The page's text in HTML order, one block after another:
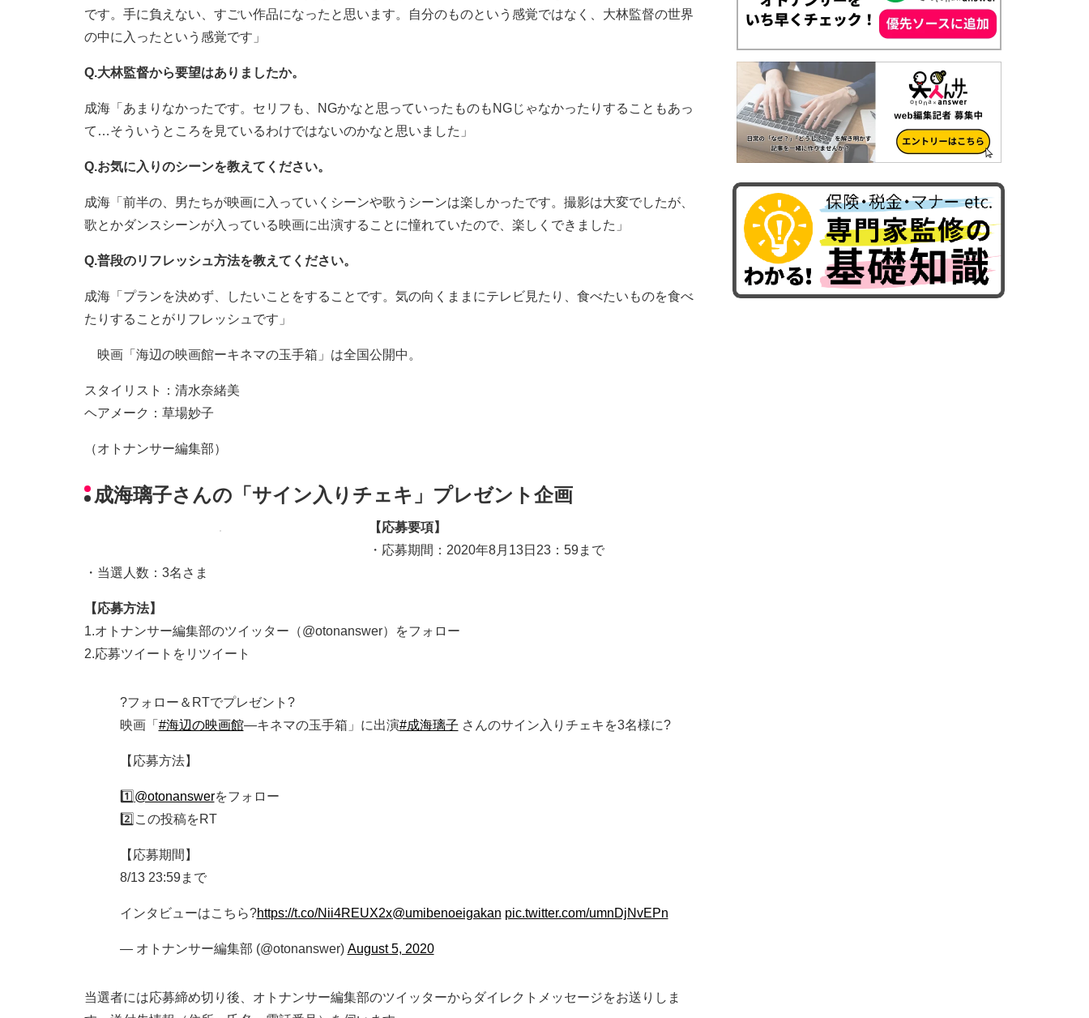
です。手に負えない、すごい作品になったと思います。自分のものという感覚ではなく、大林監督の世界
の中に入ったという感覚です」
Q.大林監督から要望はありましたか。
成海「あまりなかったです。セリフも、NGかなと思っていったものもNGじゃなかったりすることもあっ
て…そういうところを見ているわけではないのかなと思いました」
Q.お気に入りのシーンを教えてください。
成海「前半の、男たちが映画に入っていくシーンや歌うシーンは楽しかったです。撮影は大変でしたが、
歌とかダンスシーンが入っている映画に出演することに憧れていたので、楽しくできました」
Q.普段のリフレッシュ方法を教えてください。
成海「プランを決めず、したいことをすることです。気の向くままにテレビ見たり、食べたいものを食べ
たりすることがリフレッシュです」
映画「海辺の映画館ーキネマの玉手箱」は全国公開中。
スタイリスト：清水奈緒美
ヘアメーク：草場妙子
（オトナンサー編集部）
成海璃子さんの「サイン入りチェキ」プレゼント企画
【応募要項】
・応募期間：2020年8月13日23：59まで
・当選人数：3名さま
【応募方法】
1.オトナンサー編集部のツイッター（@otonanswer）をフォロー
2.応募ツイートをリツイート
?フォロー＆RTでプレゼント?
映画「 #海辺の映画館―キネマの玉手箱」に出演#成海璃子 さんのサイン入りチェキを3名様に?
【応募方法】
1️⃣ @otonanswerをフォロー
2️⃣この投稿をRT
【応募期間】
8/13 23:59まで
インタビューはこちら?https://t.co/Nii4REUX2x@umibenoeigakan pic.twitter.com/umnDjNvEPn
— オトナンサー編集部 (@otonanswer) August 5, 2020
当選者には応募締め切り後、オトナンサー編集部のツイッターからダイレクトメッセージをお送りしま